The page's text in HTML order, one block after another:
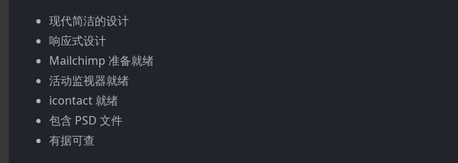
现代简洁的设计
响应式设计
Mailchimp 准备就绪
活动监视器就绪
icontact 就绪
包含 PSD 文件
有据可查